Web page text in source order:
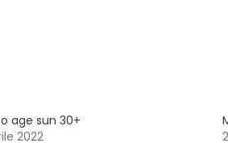
age sun 30+
2022